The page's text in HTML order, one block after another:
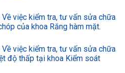
việc kiểm tra, tư vấn sửa chữa
của khoa Răng hàm mặt.
việc kiểm tra, tư vấn sửa chữa
độ thấp tại khoa Kiểm soát